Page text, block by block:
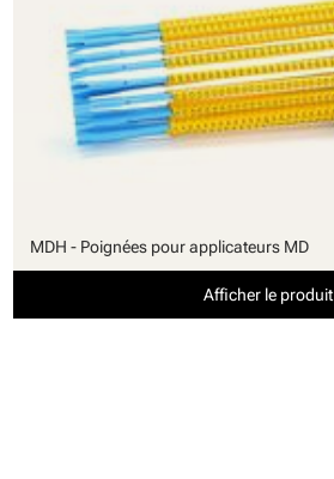
MDH - Poignées pour applicateurs MD
Afficher le produit